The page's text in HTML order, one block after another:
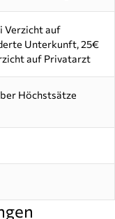
Verzicht auf
Unterkunft, 25€
auf Privatarzt
Höchstsätze